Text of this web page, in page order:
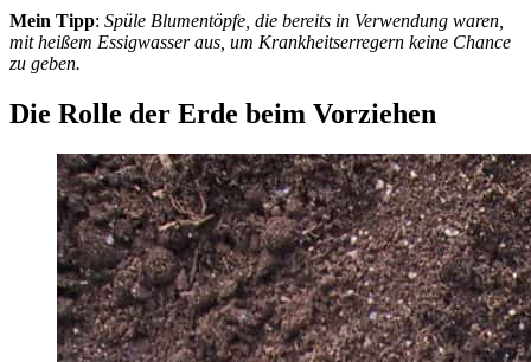
Mein Tipp: Spüle Blumentöpfe, die bereits in Verwendung waren,
mit heißem Essigwasser aus, um Krankheitserregern keine Chance
zu geben.
Die Rolle der Erde beim Vorziehen